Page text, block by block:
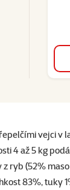
vejci
4 až 5 kg
ryb (52%
83%, tuky